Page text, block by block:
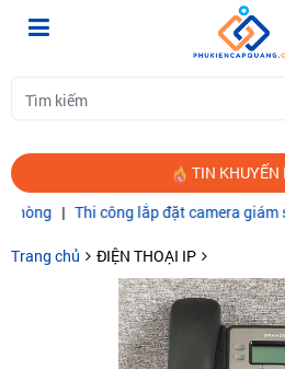
TIN KHUYẾN
công lắp đặt camera giám sát cho Văn
Trang chủ ĐIỆN THOẠI IP